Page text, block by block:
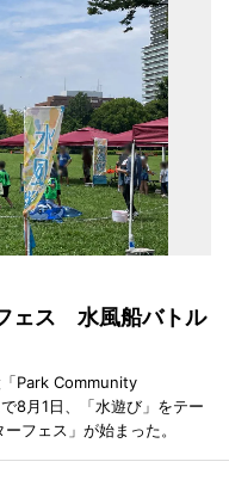
ェス 水風船バトル
Park Community
8月1日、「水遊び」をテー
フェス」が始まった。